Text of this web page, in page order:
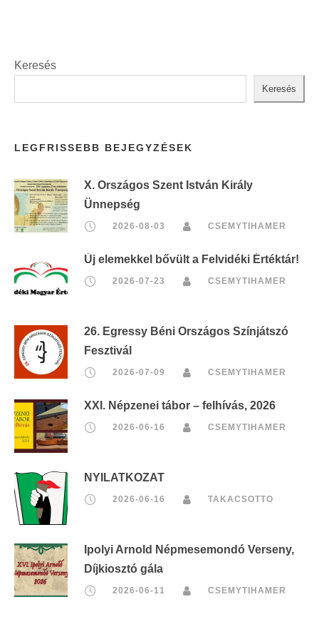
Keresés
Keresés
LEGFRISSEBB BEJEGYZÉSEK
X. Országos Szent István Király
Ünnepség
2026-08-03 CSEMYTIHAMER
Új elemekkel bővült a Felvidéki Értéktár!
2026-07-23 CSEMYTIHAMER
26. Egressy Béni Országos Színjátszó
Fesztivál
2026-07-09 CSEMYTIHAMER
XXI. Népzenei tábor – felhívás, 2026
2026-06-16 CSEMYTIHAMER
NYILATKOZAT
2026-06-16 TAKACSOTTO
Ipolyi Arnold Népmesemondó Verseny,
Díjkiosztó gála
2026-06-11 CSEMYTIHAMER